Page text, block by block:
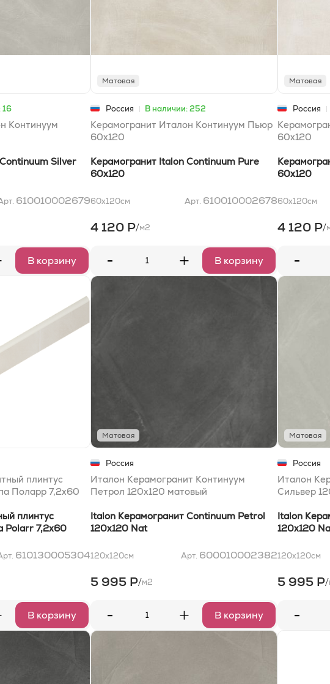
16
Континуум
Silver
610010002679
В корзину
Матовая
Россия В наличии: 252
Керамогранит Италон Континуум Пьюр
60x120
Керамогранит Italon Continuum Pure
60x120
60x120см Арт. 610010002678
4 120 Р/м2
- + В корзину
Матовая
Россия
60x120
60x120
60x120см
4 120 Р/
-
плинтус
Поларр 7,2x60
плинтус
Polarr 7,2x60
610130005304
В корзину
Матовая
Россия
Италон Керамогранит Континуум
Петрол 120x120 матовый
Italon Керамогранит Continuum Petrol
120x120 Nat
120x120см Арт. 600010002382
5 995 Р/м2
- + В корзину
Матовая
Россия
Италон
Сильвер
Italon
120х120
120x120см
5 995 Р/
-